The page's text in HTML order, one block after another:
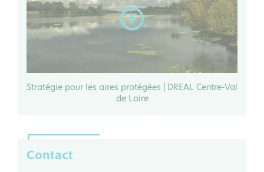
Stratégie pour les aires protégées | DREAL Centre-Val
de Loire
Contact